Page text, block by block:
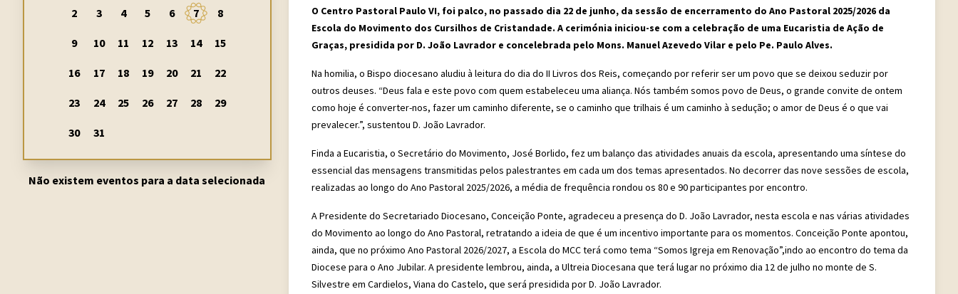
2 3 4 5 6 7 8
9 10 11 12 13 14 15
16 17 18 19 20 21 22
23 24 25 26 27 28 29
30 31
Não existem eventos para a data selecionada
O Centro Pastoral Paulo VI, foi palco, no passado dia 22 de junho, da sessão de encerramento do Ano Pastoral 2025/2026 da
Escola do Movimento dos Cursilhos de Cristandade. A cerimónia iniciou-se com a celebração de uma Eucaristia de Ação de
Graças, presidida por D. João Lavrador e concelebrada pelo Mons. Manuel Azevedo Vilar e pelo Pe. Paulo Alves.
Na homilia, o Bispo diocesano aludiu à leitura do dia do II Livros dos Reis, começando por referir ser um povo que se deixou seduzir por
outros deuses. “Deus fala e este povo com quem estabeleceu uma aliança. Nós também somos povo de Deus, o grande convite de ontem
como hoje é converter-nos, fazer um caminho diferente, se o caminho que trilhais é um caminho à sedução; o amor de Deus é o que vai
prevalecer.”, sustentou D. João Lavrador.
Finda a Eucaristia, o Secretário do Movimento, José Borlido, fez um balanço das atividades anuais da escola, apresentando uma síntese do
essencial das mensagens transmitidas pelos palestrantes em cada um dos temas apresentados. No decorrer das nove sessões de escola,
realizadas ao longo do Ano Pastoral 2025/2026, a média de frequência rondou os 80 e 90 participantes por encontro.
A Presidente do Secretariado Diocesano, Conceição Ponte, agradeceu a presença do D. João Lavrador, nesta escola e nas várias atividades
do Movimento ao longo do Ano Pastoral, retratando a ideia de que é um incentivo importante para os momentos. Conceição Ponte apontou,
ainda, que no próximo Ano Pastoral 2026/2027, a Escola do MCC terá como tema “Somos Igreja em Renovação”,indo ao encontro do tema da
Diocese para o Ano Jubilar. A presidente lembrou, ainda, a Ultreia Diocesana que terá lugar no próximo dia 12 de julho no monte de S.
Silvestre em Cardielos, Viana do Castelo, que será presidida por D. João Lavrador.